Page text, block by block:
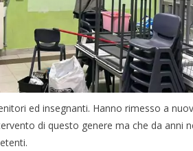
ed insegnanti. Hanno rimesso a
di questo genere ma che da anni